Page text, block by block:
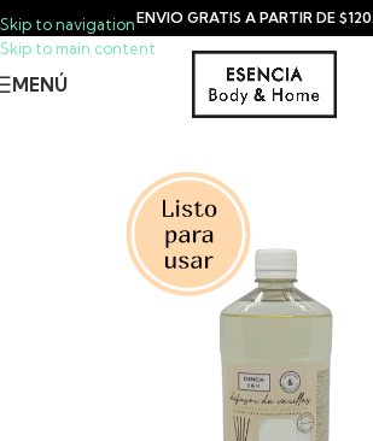
Skip to navigation
Skip to main content
ENVIO GRATIS A PARTIR DE
MENÚ